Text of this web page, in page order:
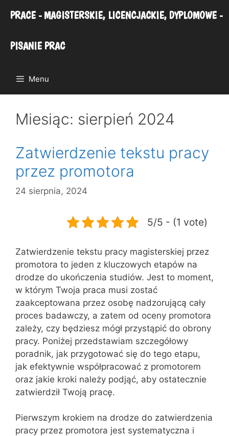
PRACE - MAGISTERSKIE, LICENCJACKIE, DYPLOMOWE -
PISANIE PRAC
Menu
Miesiąc: sierpień 2024
Zatwierdzenie tekstu pracy
przez promotora
24 sierpnia, 2024
5/5 - (1 vote)
Zatwierdzenie tekstu pracy magisterskiej przez
promotora to jeden z kluczowych etapów na
drodze do ukończenia studiów. Jest to moment,
w którym Twoja praca musi zostać
zaakceptowana przez osobę nadzorującą cały
proces badawczy, a zatem od oceny promotora
zależy, czy będziesz mógł przystąpić do obrony
pracy. Poniżej przedstawiam szczegółowy
poradnik, jak przygotować się do tego etapu,
jak efektywnie współpracować z promotorem
oraz jakie kroki należy podjąć, aby ostatecznie
zatwierdził Twoją pracę.
Pierwszym krokiem na drodze do zatwierdzenia
pracy przez promotora jest systematyczna i